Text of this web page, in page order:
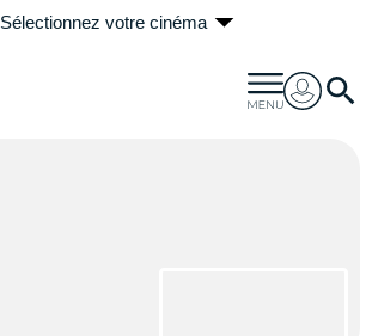
Sélectionnez votre cinéma